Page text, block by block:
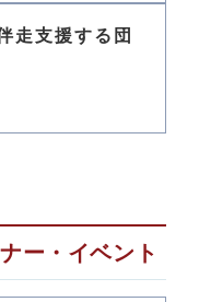
走支援する団
ー・イベント